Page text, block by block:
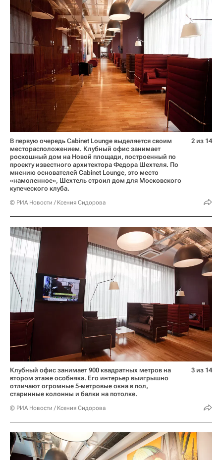
В первую очередь Cabinet Lounge выделяется своим
месторасположением. Клубный офис занимает
роскошный дом на Новой площади, построенный по
проекту известного архитектора Федора Шехтеля. По
мнению основателей Cabinet Lounge, это место
«намоленное», Шехтель строил дом для Московского
купеческого клуба.
© РИА Новости / Ксения Сидорова
2 из 14
Клубный офис занимает 900 квадратных метров на
втором этаже особняка. Его интерьер выигрышно
отличают огромные 5-метровые окна в пол,
старинные колонны и балки на потолке.
© РИА Новости / Ксения Сидорова
3 из 14